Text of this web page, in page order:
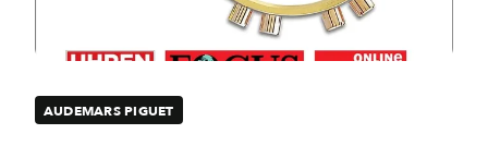
AUDEMARS PIGUET